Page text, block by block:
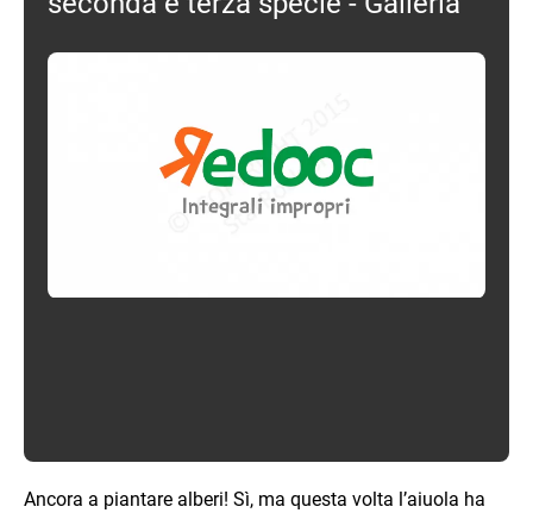
Ancora a piantare alberi! Sì, ma questa volta l’aiuola ha